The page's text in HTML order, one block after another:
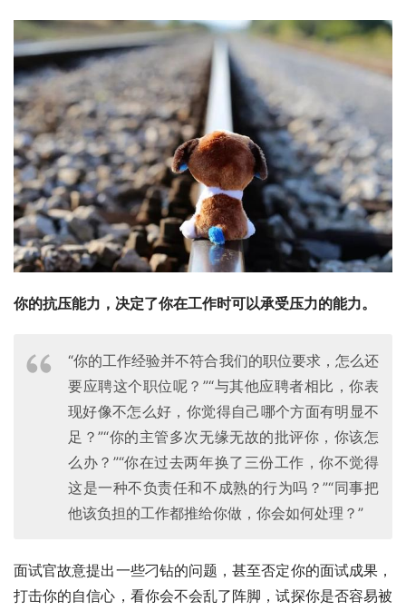
你的抗压能力，决定了你在工作时可以承受压力的能力。
“你的工作经验并不符合我们的职位要求，怎么还
要应聘这个职位呢？”“与其他应聘者相比，你表
现好像不怎么好，你觉得自己哪个方面有明显不
足？”“你的主管多次无缘无故的批评你，你该怎
么办？”“你在过去两年换了三份工作，你不觉得
这是一种不负责任和不成熟的行为吗？”“同事把
他该负担的工作都推给你做，你会如何处理？”
面试官故意提出一些刁钻的问题，甚至否定你的面试成果，
打击你的自信心，看你会不会乱了阵脚，试探你是否容易被